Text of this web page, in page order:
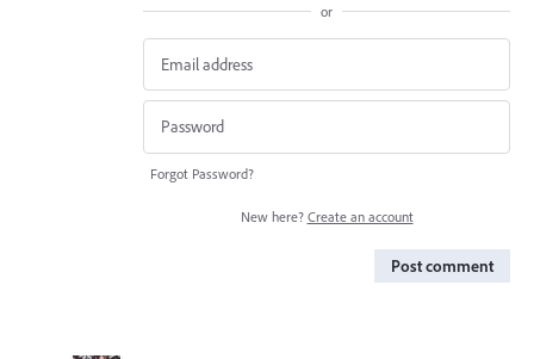
or
Forgot Password?
New here? Create an account
Post comment